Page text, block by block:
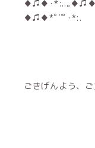
♦♫♦･*:..｡♦♫♦*
♦♫♦*ﾟ¨ﾟ･*:.
ごきげんよう、